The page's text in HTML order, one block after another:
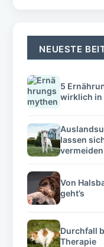
NEUESTE
5
wirklich in
lassen
vermeiden
Von
geht’s
Durchfall
Therapie